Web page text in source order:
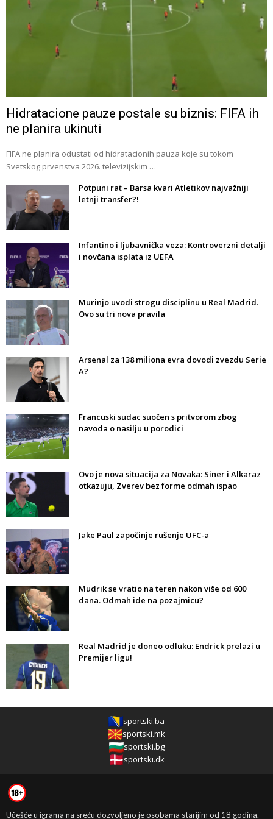
Hidratacione pauze postale su biznis: FIFA ih
ne planira ukinuti
FIFA ne planira odustati od hidratacionih pauza koje su tokom
Svetskog prvenstva 2026. televizijskim …
Potpuni rat – Barsa kvari Atletikov najvažniji
letnji transfer?!
Infantino i ljubavnička veza: Kontroverzni detalji
i novčana isplata iz UEFA
Murinjo uvodi strogu disciplinu u Real Madrid.
Ovo su tri nova pravila
Arsenal za 138 miliona evra dovodi zvezdu Serie
A?
Francuski sudac suočen s pritvorom zbog
navoda o nasilju u porodici
Ovo je nova situacija za Novaka: Siner i Alkaraz
otkazuju, Zverev bez forme odmah ispao
Jake Paul započinje rušenje UFC-a
Mudrik se vratio na teren nakon više od 600
dana. Odmah ide na pozajmicu?
Real Madrid je doneo odluku: Endrick prelazi u
Premijer ligu!
sportski.ba
sportski.mk
sportski.bg
sportski.dk
Učešće u igrama na sreću dozvoljeno je osobama starijim od 18 godina.